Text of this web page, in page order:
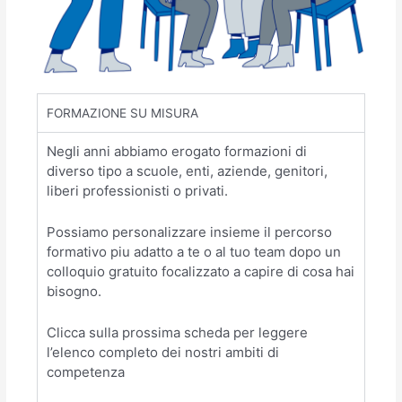
FORMAZIONE SU MISURA
Negli anni abbiamo erogato formazioni di
diverso tipo a scuole, enti, aziende, genitori,
liberi professionisti o privati.
Possiamo personalizzare insieme il percorso
formativo piu adatto a te o al tuo team dopo un
colloquio gratuito focalizzato a capire di cosa hai
bisogno.
Clicca sulla prossima scheda per leggere
l’elenco completo dei nostri ambiti di
competenza